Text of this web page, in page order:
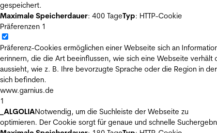
gespeichert.
Maximale Speicherdauer: 400 TageTyp: HTTP-Cookie
Präferenzen 1
Präferenz-Cookies ermöglichen einer Webseite sich an
erinnern, die die Art beeinflussen, wie sich eine Webseite verhält
aussieht, wie z. B. Ihre bevorzugte Sprache oder die Region in
sich befinden.
www.garnius.de
1
_ALGOLIANotwendig, um die Suchleiste der Webseite zu
optimieren. Der Cookie sorgt für genaue und schnelle